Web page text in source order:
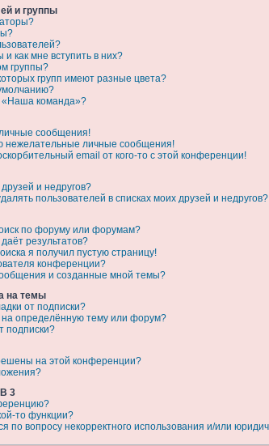
и группы
и как мне вступить в них?
группы?
групп имеют разные цвета?
«Наша команда»?
сообщения!
нежелательные личные сообщения!
email от кого-то с этой конференции!
и недругов?
пользователей в списках моих друзей и недругов?
по форуму или форумам?
результатов?
я получил пустую страницу!
конференции?
и созданные мной темы?
на темы
от подписки?
на определённую тему или форум?
подписки?
на этой конференции?
3
то функции?
по вопросу некорректного использования и/или